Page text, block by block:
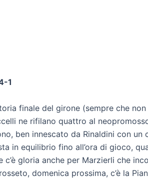
1
finale del girone (sempre che
ne rifilano quattro al
ben innescato da Rinaldini con
in equilibrio fino all’ora di gioco,
c’è gloria anche per Marzierli che
domenica prossima, c’è la